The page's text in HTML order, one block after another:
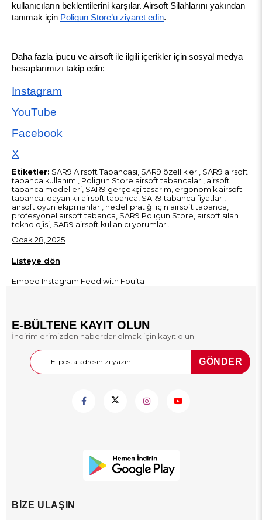
kullanıcıların beklentilerini karşılar. Airsoft Silahlarını yakından
tanımak için Poligun Store’u ziyaret edin.
Daha fazla ipucu ve airsoft ile ilgili içerikler için sosyal medya
hesaplarımızı takip edin:
Instagram
YouTube
Facebook
X
Etiketler: SAR9 Airsoft Tabancası, SAR9 özellikleri, SAR9 airsoft
tabanca kullanımı, Poligun Store airsoft tabancaları, airsoft
tabanca modelleri, SAR9 gerçekçi tasarım, ergonomik airsoft
tabanca, dayanıklı airsoft tabanca, SAR9 tabanca fiyatları,
airsoft oyun ekipmanları, hedef pratiği için airsoft tabanca,
profesyonel airsoft tabanca, SAR9 Poligun Store, airsoft silah
teknolojisi, SAR9 airsoft kullanıcı yorumları.
Ocak 28, 2025
Listeye dön
Embed Instagram Feed with Fouita
E-BÜLTENE KAYIT OLUN
İndirimlerimizden haberdar olmak için kayıt olun
GÖNDER
BİZE ULAŞIN